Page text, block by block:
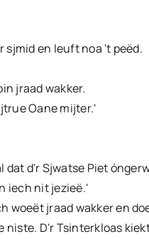
sjmid en leuft noa 't peëd.
jraad wakker.
Oane mijter.'
dat d'r Sjwatse Piet
iech nit jezieë.'
woeët jraad wakker en
niste. D'r Tsinterkloas